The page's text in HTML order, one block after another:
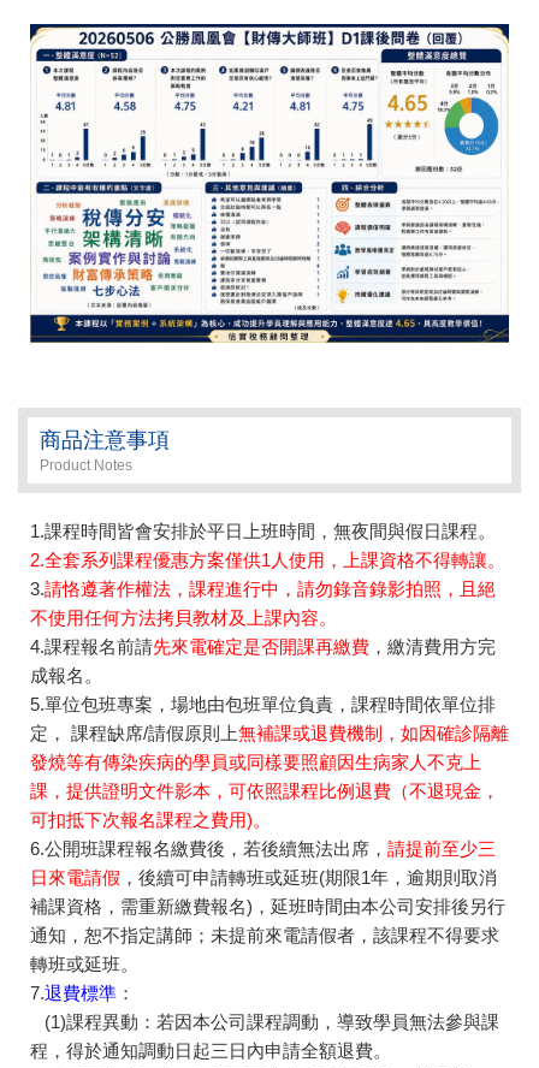
商品注意事項
Product Notes
1.課程時間皆會安排於平日上班時間，無夜間與假日課程。
2.全套系列課程優惠方案僅供1人使用，上課資格不得轉讓。
3.請恪遵著作權法，課程進行中，請勿錄音錄影拍照，且絕
不使用任何方法拷貝教材及上課內容。
4.課程報名前請先來電確定是否開課再繳費 ，繳清費用方完
成報名。
5.單位包班專案，場地由包班單位負責，課程時間依單位排
定， 課程缺席/請假原則上無補課或退費機制，如因確診隔離
發燒等有傳染疾病的學員或同樣要照顧因生病家人不克上
課，提供證明文件影本，可依照課程比例退費（不退現金，
可扣抵下次報名課程之費用)。
6.公開班課程報名繳費後，若後續無法出席， 請提前至少三
日來電請假 ，後續可申請轉班或延班(期限1年，逾期則取消
補課資格，需重新繳費報名)，延班時間由本公司安排後另行
通知，恕不指定講師；未提前來電請假者，該課程不得要求
轉班或延班。
7.退費標準 ：
(1)課程異動：若因本公司課程調動，導致學員無法參與課
程，得於通知調動日起三日內申請全額退費。